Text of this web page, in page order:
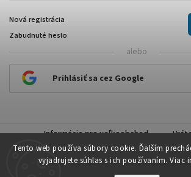
Tento web používa súbory cookie. Ďalším
vyjadrujete súhlas s ich používaním. Viac
Nová registrácia
Zabudnuté heslo
alebo
Prihlásiť sa cez Google
Informácie pre veľkoobchod